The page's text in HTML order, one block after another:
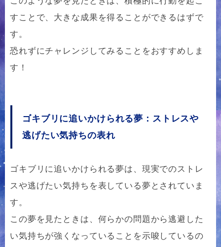
すことで、大きな成果を得ることができるはずで
す。
恐れずにチャレンジしてみることをおすすめしま
す！
ゴキブリに追いかけられる夢：ストレスや
逃げたい気持ちの表れ
ゴキブリに追いかけられる夢は、現実でのストレ
スや逃げたい気持ちを表している夢とされていま
す。
この夢を見たときは、何らかの問題から逃避した
い気持ちが強くなっていることを示唆しているの